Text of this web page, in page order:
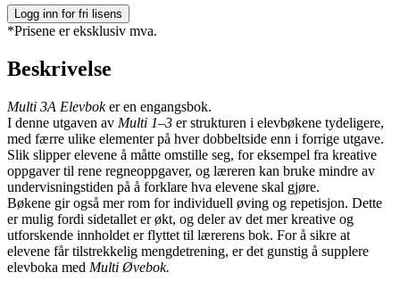
Logg inn for fri lisens
*Prisene er eksklusiv mva.
Beskrivelse
Multi 3A Elevboker en engangsbok.
I denne utgaven av Multi 1–3 er strukturen i elevbøkene tydeligere,
med færre ulike elementer på hver dobbeltside enn i forrige utgave.
Slik slipper elevene å måtte omstille seg, for eksempel fra kreative
oppgaver til rene regneoppgaver, og læreren kan bruke mindre av
undervisningstiden på å forklare hva elevene skal gjøre.
Bøkene gir også mer rom for individuell øving og repetisjon. Dette
er mulig fordi sidetallet er økt, og deler av det mer kreative og
utforskende innholdet er flyttet til lærerens bok. For å sikre at
elevene får tilstrekkelig mengdetrening, er det gunstig å supplere
elevboka med Multi Øvebok.